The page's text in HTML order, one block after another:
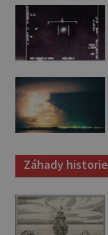
Záhady historie